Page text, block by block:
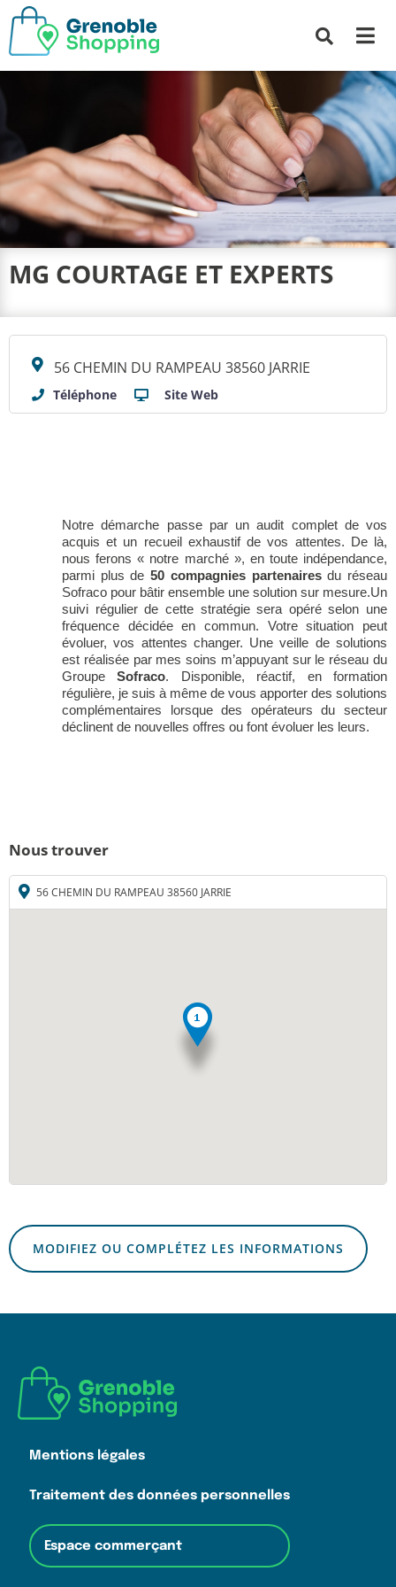
MG COURTAGE ET EXPERTS
56 CHEMIN DU RAMPEAU 38560 JARRIE
Téléphone Site Web
Notre démarche passe par un audit complet de vos
acquis et un recueil exhaustif de vos attentes. De là,
nous ferons « notre marché », en toute indépendance,
parmi plus de50 compagnies partenairesdu réseau
Sofraco pour bâtir ensemble une solution sur mesure.Un
suivi régulier de cette stratégie sera opéré selon une
fréquence décidée en commun. Votre situation peut
évoluer, vos attentes changer. Une veille de solutions
est réalisée par mes soins m’appuyant sur le réseau du
GroupeSofraco. Disponible, réactif, en formation
régulière, je suis à même de vous apporter des solutions
complémentaires lorsque des opérateurs du secteur
déclinent de nouvelles offres ou font évoluer les leurs.
Nous trouver
56 CHEMIN DU RAMPEAU 38560 JARRIE
MODIFIEZ OU COMPLÉTEZ LES INFORMATIONS
Mentions légales
Traitement des données personnelles
Espace commerçant